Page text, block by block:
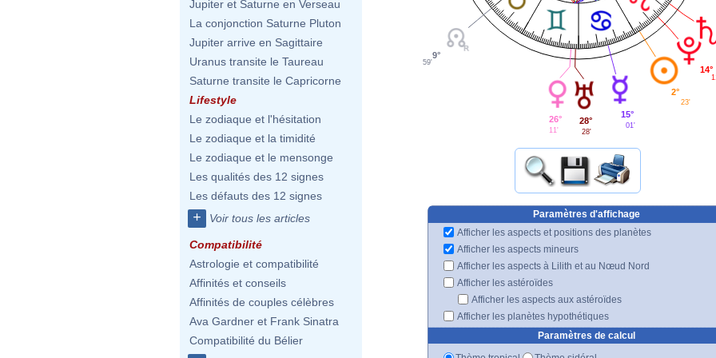
Jupiter et Saturne en Verseau
La conjonction Saturne Pluton
Jupiter arrive en Sagittaire
Uranus transite le Taureau
Saturne transite le Capricorne
Lifestyle
Le zodiaque et l'hésitation
Le zodiaque et la timidité
Le zodiaque et le mensonge
Les qualités des 12 signes
Les défauts des 12 signes
+ Voir tous les articles
Compatibilité
Astrologie et compatibilité
Affinités et conseils
Affinités de couples célèbres
Ava Gardner et Frank Sinatra
Compatibilité du Bélier
9°
59'
26°
11'
28°
28'
15°
01'
2°
23'
14°
Paramètres d'affichage
Afficher les aspects et positions des planètes
Afficher les aspects mineurs
Afficher les aspects à Lilith et au Nœud Nord
Afficher les astéroïdes
Afficher les aspects aux astéroïdes
Afficher les planètes hypothétiques
Paramètres de calcul